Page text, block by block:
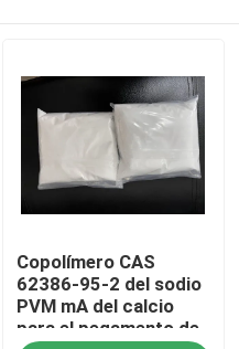
Copolímero CAS
62386-95-2 del sodio
PVM mA del calcio
para el pegamento de